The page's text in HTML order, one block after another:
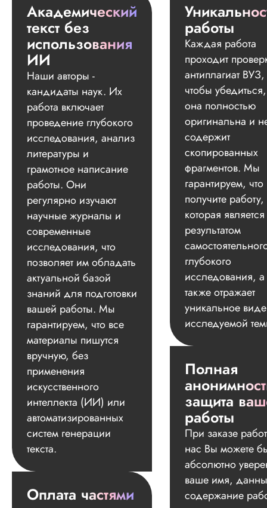
Академический
текст без
использования
ИИ
Наши авторы -
кандидаты наук. Их
работа включает
проведение глубокого
исследования, анализ
литературы и
грамотное написание
работы. Они
регулярно изучают
научные журналы и
современные
исследования, что
позволяет им обладать
актуальной базой
знаний для подготовки
вашей работы. Мы
гарантируем, что все
материалы пишутся
вручную, без
применения
искусственного
интеллекта (ИИ) или
автоматизированных
систем генерации
текста.
Оплата частями
работы
Каждая работа
проходит
антиплагиат ВУЗ,
чтобы
она полностью
оригинальна и
содержит
скопированных
фрагментов. Мы
гарантируем,
получите работу,
которая является
результатом
глубокого
исследования, а
также отражает
уникальное
исследуемой
Полная
защита
работы
При заказе
нас Вы можете
абсолютно
ваше имя,
содержание